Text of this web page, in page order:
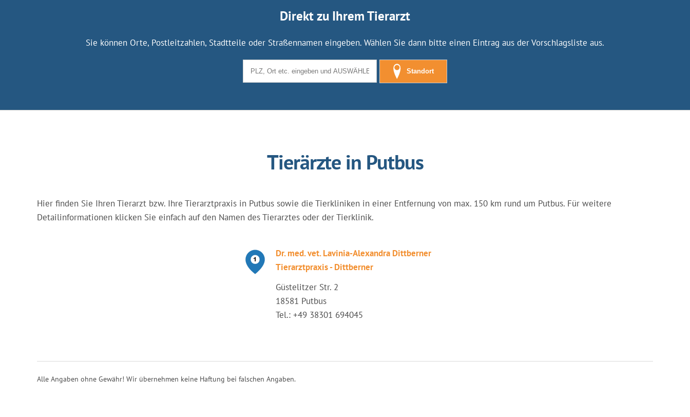
Direkt zu Ihrem Tierarzt
Sie können Orte, Postleitzahlen, Stadtteile oder Straßennamen eingeben. Wählen Sie dann bitte einen Eintrag aus der Vorschlagsliste aus.
Standort
Tierärzte in Putbus
Hier finden Sie Ihren Tierarzt bzw. Ihre Tierarztpraxis in Putbus sowie die Tierkliniken in einer Entfernung von max. 150 km rund um Putbus. Für weitere
Detailinformationen klicken Sie einfach auf den Namen des Tierarztes oder der Tierklinik.
Dr. med. vet. Lavinia-Alexandra Dittberner
Tierarztpraxis - Dittberner
Güstelitzer Str. 2
18581 Putbus
Tel.: +49 38301 694045
Alle Angaben ohne Gewähr! Wir übernehmen keine Haftung bei falschen Angaben.